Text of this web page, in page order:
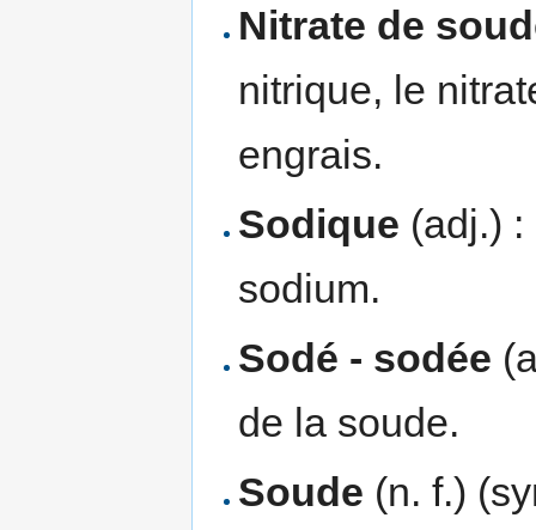
Nitrate de
nitrique, le
engrais.
Sodique (adj.)
sodium.
Sodé - sodée
de la soude.
Soude (n. f.)